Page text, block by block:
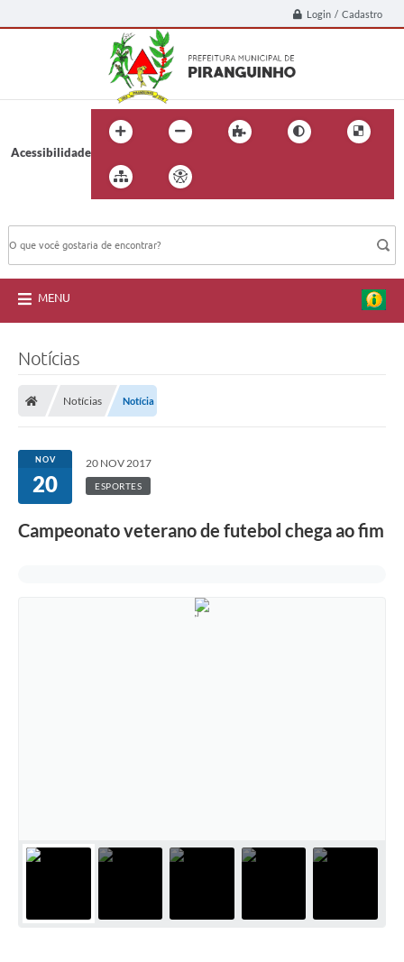
Login / Cadastro
Acessibilidade
MENU
Notícias
Notícias Notícia
NOV
20
20 NOV 2017
ESPORTES
Campeonato veterano de futebol chega ao fim